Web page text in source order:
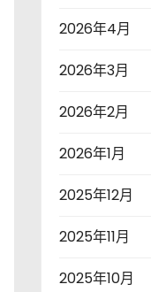
2026年4月
2026年3月
2026年2月
2026年1月
2025年12月
2025年11月
2025年10月